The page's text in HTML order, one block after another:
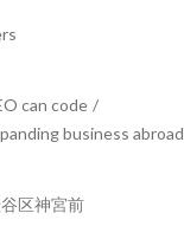
can code /
business abroad
区神宮前